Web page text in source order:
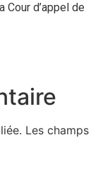
Cour d’appel de
Les champs